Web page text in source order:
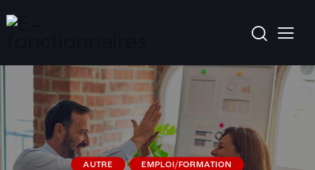
AUTRE EMPLOI/FORMATION